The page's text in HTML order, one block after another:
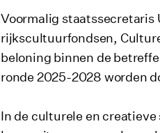
Voormalig staatssecretaris
rijkscultuurfondsen,
beloning binnen de
ronde 2025-2028 worden
In de culturele en creatieve